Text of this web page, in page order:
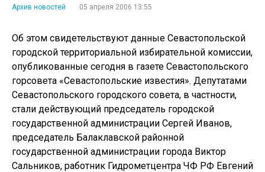
Архив новостей 05 апреля 2006 13:55
Об этом свидетельствуют данные Севастопольской
городской территориальной избирательной комиссии,
опубликованные сегодня в газете Севастопольского
горсовета «Севастопольские известия». Депутатами
Севастопольского городского совета, в частности,
стали действующий председатель городской
государственной администрации Сергей Иванов,
председатель Балаклавской районной
государственной администрации города Виктор
Сальников, работник Гидрометцентра ЧФ РФ Евгений